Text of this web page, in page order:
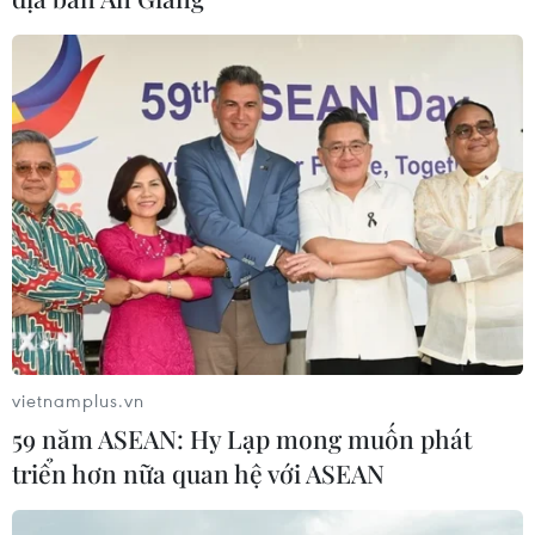
sóng vượt ngục bất thành
07/08/2026 10:35
Thụy Sĩ khó đạt mục tiêu giảm phát
thải khí nhà kính vào năm 2030
07/08/2026 09:42
Bão Dolphin càn quét các đảo miền
Nam Nhật Bản, sân bay Okinawa
phải đóng cửa
07/08/2026 09:10
Thái Lan: Ôtô lao vào trung tâm
chăm sóc trẻ làm khoảng nạn nhân
vietnamplus.vn
59 năm ASEAN: Hy Lạp mong muốn phát
triển hơn nữa quan hệ với ASEAN